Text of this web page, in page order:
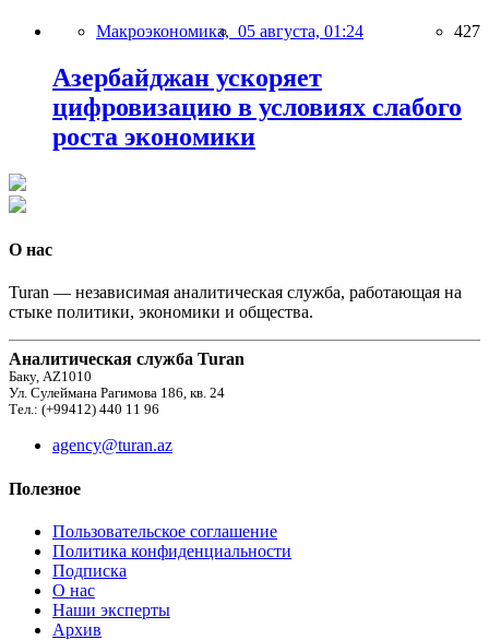
Макроэкономика, 05 августа, 01:24 427
Азербайджан ускоряет
цифровизацию в условиях слабого
роста экономики
О нас
Turan — независимая аналитическая служба, работающая на
стыке политики, экономики и общества.
Аналитическая служба Turan
Баку, AZ1010
Ул. Сулеймана Рагимова 186, кв. 24
Тел.: (+99412) 440 11 96
agency@turan.az
Полезное
Пользовательское соглашение
Политика конфиденциальности
Подписка
О нас
Наши эксперты
Архив